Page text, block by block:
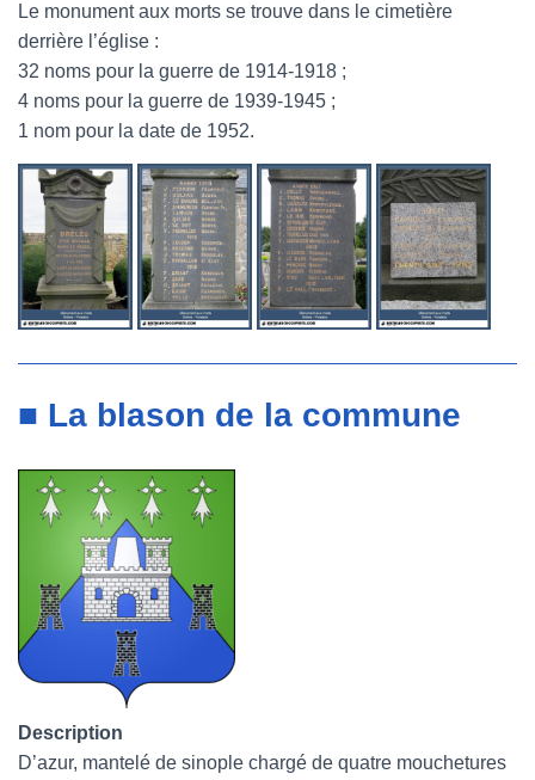
Le monument aux morts se trouve dans le cimetière
derrière l’église :
32 noms pour la guerre de 1914-1918 ;
4 noms pour la guerre de 1939-1945 ;
1 nom pour la date de 1952.
■ La blason de la commune
Description
D’azur, mantelé de sinople chargé de quatre mouchetures